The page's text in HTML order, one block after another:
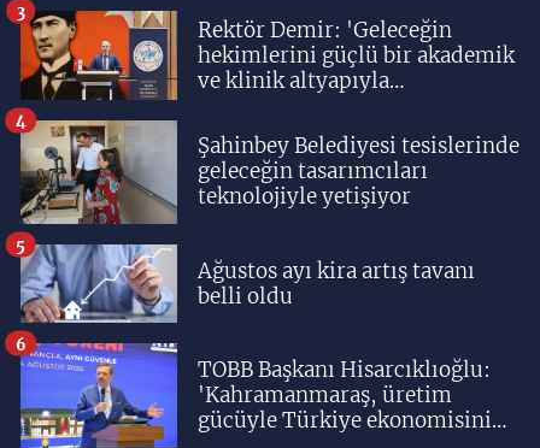
Rektör Demir: 'Geleceğin
hekimlerini güçlü bir akademik
ve klinik altyapıyla
3
Şahinbey Belediyesi tesislerinde
geleceğin tasarımcıları
teknolojiyle yetişiyor
4
Ağustos ayı kira artış tavanı
belli oldu
5
TOBB Başkanı Hisarcıklıoğlu:
'Kahramanmaraş, üretim
gücüyle Türkiye ekonomisinin
6